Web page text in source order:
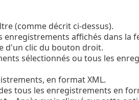
(comme décrit ci-dessus).
affichés dans la
d'un clic du bouton droit.
sélectionnés ou tous les
en format XML.
tous les enregistrements en